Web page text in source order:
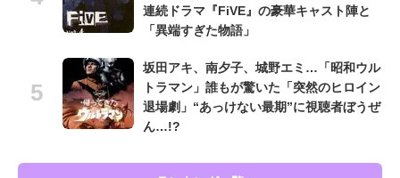
連続ドラマ『FiVE』の豪華キャスト陣と
「異端すぎた物語」
坂田アキ、南夕子、城野エミ…「昭和ウル
トラマン」誰もが驚いた「突然のヒロイン
退場劇」“あっけない最期”に視聴者ぼうぜ
ん…!?